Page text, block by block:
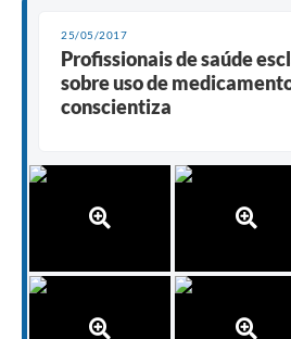
25/05/2017
Profissionais de saúde
sobre uso de
conscientiza